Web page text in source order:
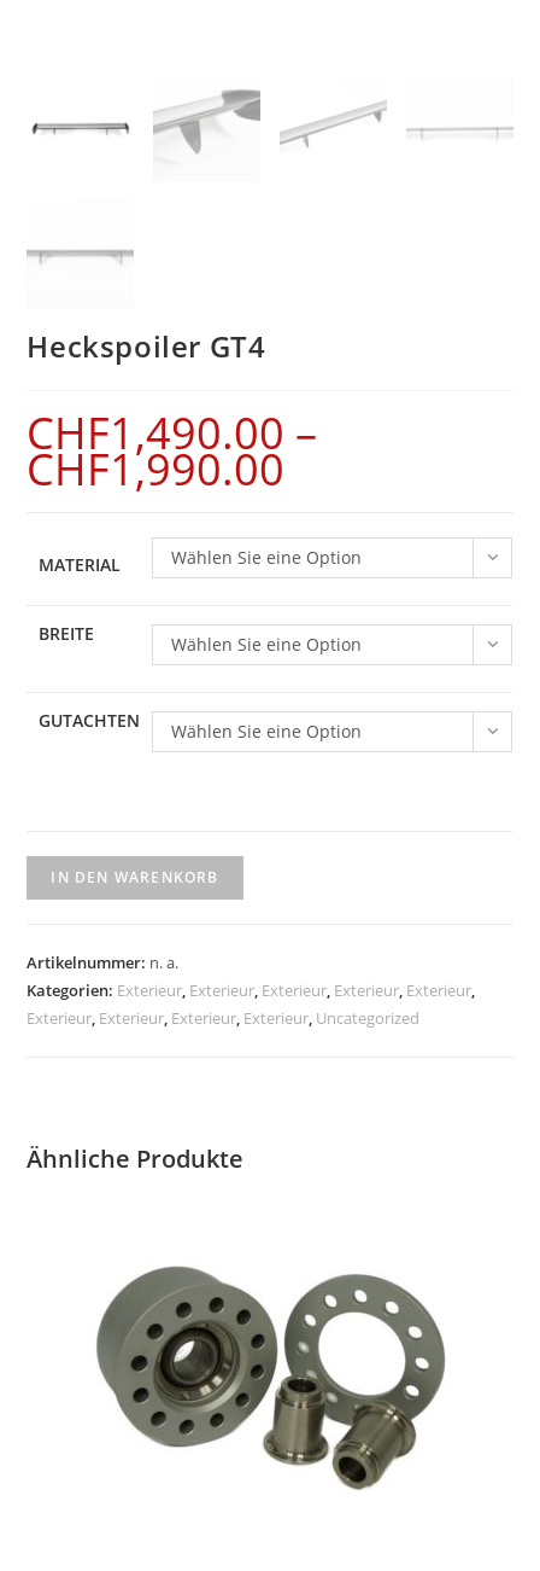
Heckspoiler GT4
CHF1,490.00 –
CHF1,990.00
MATERIAL Wählen Sie eine Option
BREITE Wählen Sie eine Option
GUTACHTEN Wählen Sie eine Option
Heckspoiler
GT4
IN DEN WARENKORB
Artikelnummer: n. a.
Kategorien: Exterieur, Exterieur, Exterieur, Exterieur, Exterieur,
Exterieur, Exterieur, Exterieur, Exterieur, Uncategorized
Ähnliche Produkte